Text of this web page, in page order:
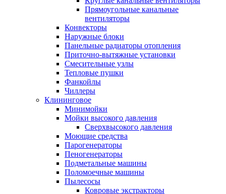
Прямоугольные канальные
вентиляторы
Конвекторы
Наружные блоки
Панельные радиаторы отопления
Приточно-вытяжные установки
Смесительные узлы
Тепловые пушки
Фанкойлы
Чиллеры
Клининговое
Минимойки
Мойки высокого давления
Сверхвысокого давления
Моющие средства
Парогенераторы
Пеногенераторы
Подметальные машины
Поломоечные машины
Пылесосы
Ковровые экстракторы